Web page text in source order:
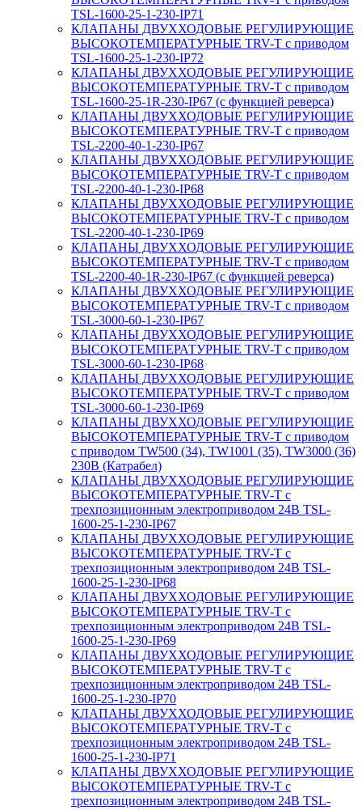
TSL-1600-25-1-230-IP71
КЛАПАНЫ ДВУХХОДОВЫЕ РЕГУЛИРУЮЩИЕ
ВЫСОКОТЕМПЕРАТУРНЫЕ TRV-T с приводом
TSL-1600-25-1-230-IP72
КЛАПАНЫ ДВУХХОДОВЫЕ РЕГУЛИРУЮЩИЕ
ВЫСОКОТЕМПЕРАТУРНЫЕ TRV-T с приводом
TSL-1600-25-1R-230-IP67 (с функцией реверса)
КЛАПАНЫ ДВУХХОДОВЫЕ РЕГУЛИРУЮЩИЕ
ВЫСОКОТЕМПЕРАТУРНЫЕ TRV-T с приводом
TSL-2200-40-1-230-IP67
КЛАПАНЫ ДВУХХОДОВЫЕ РЕГУЛИРУЮЩИЕ
ВЫСОКОТЕМПЕРАТУРНЫЕ TRV-T с приводом
TSL-2200-40-1-230-IP68
КЛАПАНЫ ДВУХХОДОВЫЕ РЕГУЛИРУЮЩИЕ
ВЫСОКОТЕМПЕРАТУРНЫЕ TRV-T с приводом
TSL-2200-40-1-230-IP69
КЛАПАНЫ ДВУХХОДОВЫЕ РЕГУЛИРУЮЩИЕ
ВЫСОКОТЕМПЕРАТУРНЫЕ TRV-T с приводом
TSL-2200-40-1R-230-IP67 (с функцией реверса)
КЛАПАНЫ ДВУХХОДОВЫЕ РЕГУЛИРУЮЩИЕ
ВЫСОКОТЕМПЕРАТУРНЫЕ TRV-T с приводом
TSL-3000-60-1-230-IP67
КЛАПАНЫ ДВУХХОДОВЫЕ РЕГУЛИРУЮЩИЕ
ВЫСОКОТЕМПЕРАТУРНЫЕ TRV-T с приводом
TSL-3000-60-1-230-IP68
КЛАПАНЫ ДВУХХОДОВЫЕ РЕГУЛИРУЮЩИЕ
ВЫСОКОТЕМПЕРАТУРНЫЕ TRV-T с приводом
TSL-3000-60-1-230-IP69
КЛАПАНЫ ДВУХХОДОВЫЕ РЕГУЛИРУЮЩИЕ
ВЫСОКОТЕМПЕРАТУРНЫЕ TRV-T с приводом
с приводом TW500 (34), TW1001 (35), TW3000 (36)
230В (Катрабел)
КЛАПАНЫ ДВУХХОДОВЫЕ РЕГУЛИРУЮЩИЕ
ВЫСОКОТЕМПЕРАТУРНЫЕ TRV-T с
трехпозиционным электроприводом 24В TSL-
1600-25-1-230-IP67
КЛАПАНЫ ДВУХХОДОВЫЕ РЕГУЛИРУЮЩИЕ
ВЫСОКОТЕМПЕРАТУРНЫЕ TRV-T с
трехпозиционным электроприводом 24В TSL-
1600-25-1-230-IP68
КЛАПАНЫ ДВУХХОДОВЫЕ РЕГУЛИРУЮЩИЕ
ВЫСОКОТЕМПЕРАТУРНЫЕ TRV-T с
трехпозиционным электроприводом 24В TSL-
1600-25-1-230-IP69
КЛАПАНЫ ДВУХХОДОВЫЕ РЕГУЛИРУЮЩИЕ
ВЫСОКОТЕМПЕРАТУРНЫЕ TRV-T с
трехпозиционным электроприводом 24В TSL-
1600-25-1-230-IP70
КЛАПАНЫ ДВУХХОДОВЫЕ РЕГУЛИРУЮЩИЕ
ВЫСОКОТЕМПЕРАТУРНЫЕ TRV-T с
трехпозиционным электроприводом 24В TSL-
1600-25-1-230-IP71
КЛАПАНЫ ДВУХХОДОВЫЕ РЕГУЛИРУЮЩИЕ
ВЫСОКОТЕМПЕРАТУРНЫЕ TRV-T с
трехпозиционным электроприводом 24В TSL-